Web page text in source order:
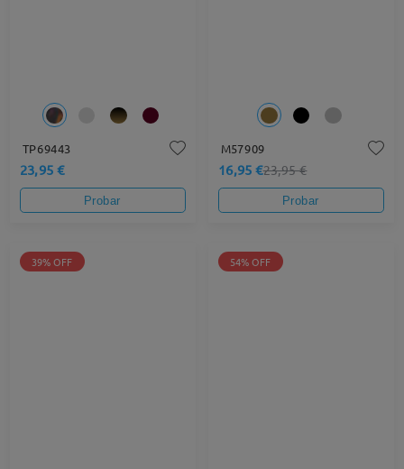
TP69443
23,95 €
Probar
M57909
16,95 €23,95 €
Probar
39% OFF 54% OFF